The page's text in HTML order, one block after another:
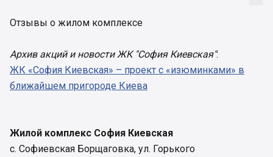
Отзывы о жилом комплексе
Архив акций и новости ЖК "София Киевская":
ЖК «София Киевская» – проект с «изюминками» в
ближайшем пригороде Киева
Жилой комплекс София Киевская
с. Софиевская Борщаговка, ул. Горького